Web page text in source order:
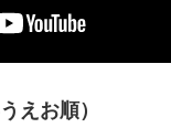
えお順）